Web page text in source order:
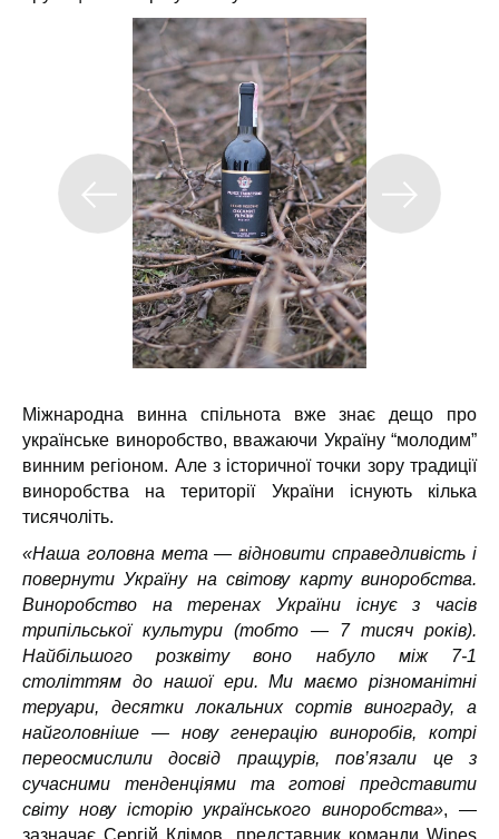
Міжнародна винна спільнота вже знає дещо про
українське виноробство, вважаючи Україну “молодим”
винним регіоном. Але з історичної точки зору традиції
виноробства на території України існують кілька
тисячоліть.
«Наша головна мета — відновити справедливість і
повернути Україну на світову карту виноробства.
Виноробство на теренах України існує з часів
трипільської культури (тобто — 7 тисяч років).
Найбільшого розквіту воно набуло між 7-1
століттям до нашої ери. Ми маємо різноманітні
теруари, десятки локальних сортів винограду, а
найголовніше — нову генерацію виноробів, котрі
переосмислили досвід пращурів, пов’язали це з
сучасними тенденціями та готові представити
світу нову історію українського виноробства», —
зазначає Сергій Клімов, представник команди Wines